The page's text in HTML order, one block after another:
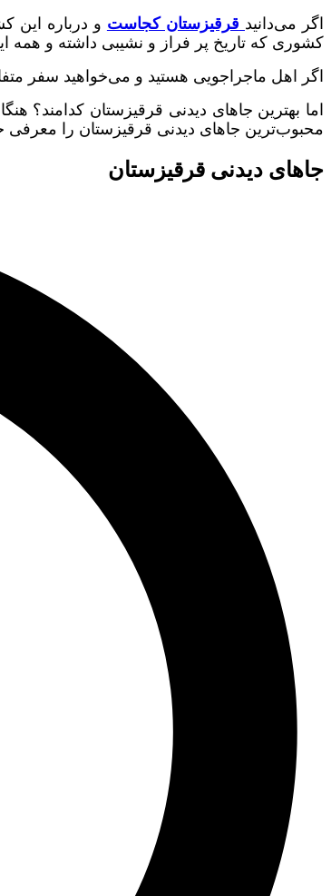
اگر می‌دانید قرقیزستان کجاست و درباره این
کشوری که تاریخ پر فراز و نشیبی داشته و همه
اگر اهل ماجراجویی هستید و می‌خواهید سفر
اما بهترین جاهای دیدنی قرقیزستان کدامند؟
محبو‌ب‌ترین جاهای دیدنی قرقیزستان را معرفی
جاهای دیدنی قرقیزستان